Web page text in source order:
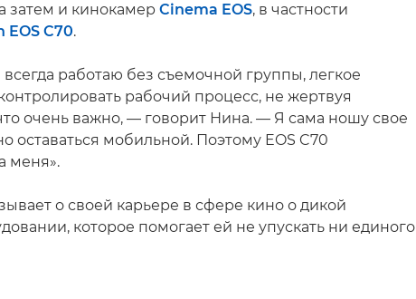
затем и кинокамер Cinema EOS, в частности
EOS C70.
всегда работаю без съемочной группы, легкое
рабочий процесс, не жертвуя
очень важно, — говорит Нина. — Я сама ношу свое
оставаться мобильной. Поэтому EOS C70
меня».
о своей карьере в сфере кино о дикой
которое помогает ей не упускать ни единого